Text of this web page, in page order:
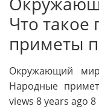
Что такое
приметы
Окружающий
Народные
views 8 years ago